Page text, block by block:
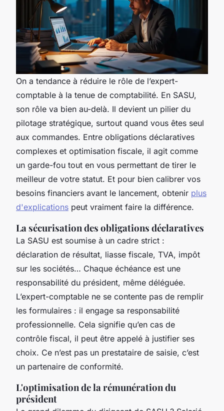
On a tendance à réduire le rôle de l’expert-
comptable à la tenue de comptabilité. En SASU,
son rôle va bien au-delà. Il devient un pilier du
pilotage stratégique, surtout quand vous êtes seul
aux commandes. Entre obligations déclaratives
complexes et optimisation fiscale, il agit comme
un garde-fou tout en vous permettant de tirer le
meilleur de votre statut. Et pour bien calibrer vos
besoins financiers avant le lancement, obtenir plus
d'explications peut vraiment faire la différence.
La sécurisation des obligations déclaratives
La SASU est soumise à un cadre strict :
déclaration de résultat, liasse fiscale, TVA, impôt
sur les sociétés… Chaque échéance est une
responsabilité du président, même déléguée.
L’expert-comptable ne se contente pas de remplir
les formulaires : il engage sa responsabilité
professionnelle. Cela signifie qu’en cas de
contrôle fiscal, il peut être appelé à justifier ses
choix. Ce n’est pas un prestataire de saisie, c’est
un partenaire de conformité.
L'optimisation de la rémunération du
président